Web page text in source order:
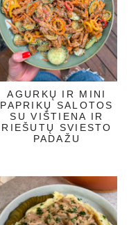
AGURKŲ IR MINI
PAPRIKŲ SALOTOS
SU VIŠTIENA IR
RIEŠUTŲ SVIESTO
PADAŽU